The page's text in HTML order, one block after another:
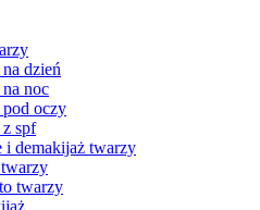
dzień
noc
oczy
spf
i demakijaż twarzy
twarzy